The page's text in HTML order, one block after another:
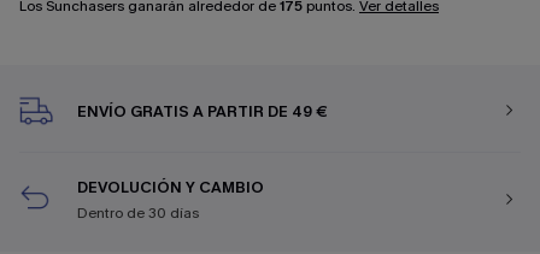
Los Sunchasers ganarán alrededor de175 puntos. Ver detalles
ENVÍO GRATIS A PARTIR DE 49 €
DEVOLUCIÓN Y CAMBIO
Dentro de 30 días